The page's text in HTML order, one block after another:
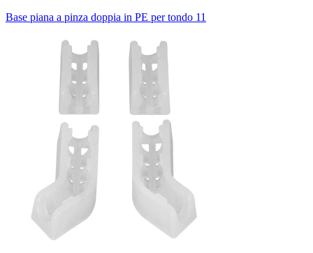
Base piana a pinza doppia in PE per tondo 11